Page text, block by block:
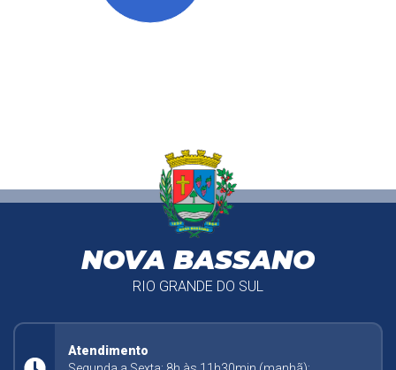
NOVA BASSANO
RIO GRANDE DO SUL
Atendimento